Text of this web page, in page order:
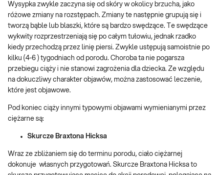
Wysypka zwykle zaczyna się od skóry w okolicy brzucha, jako
różowe zmiany na rozstępach. Zmiany te następnie grupują się i
tworzą bąble lub blaszki, które są bardzo swędzące. Te swędzące
wykwity rozprzestrzeniają się po całym tułowiu, jednak rzadko
kiedy przechodzą przez linię piersi. Zwykle ustępują samoistnie po
kilku (4-6 ) tygodniach od porodu. Choroba ta nie pogarsza
przebiegu ciąży i nie stanowi zagrożenia dla dziecka. Ze względu
na dokuczliwy charakter objawów, można zastosować leczenie,
które jest objawowe.
Pod koniec ciąży innymi typowymi objawami wymienianymi przez
ciężarne są:
Skurcze Braxtona Hicksa
Wraz ze zbliżaniem się do terminu porodu, ciało ciężarnej
dokonuje własnych przygotowań. Skurcze Braxtona Hicksa to